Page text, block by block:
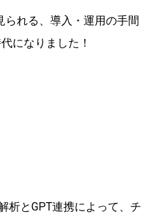
られる、導入・運用の手間
になりました！
析とGPT連携によって、チ